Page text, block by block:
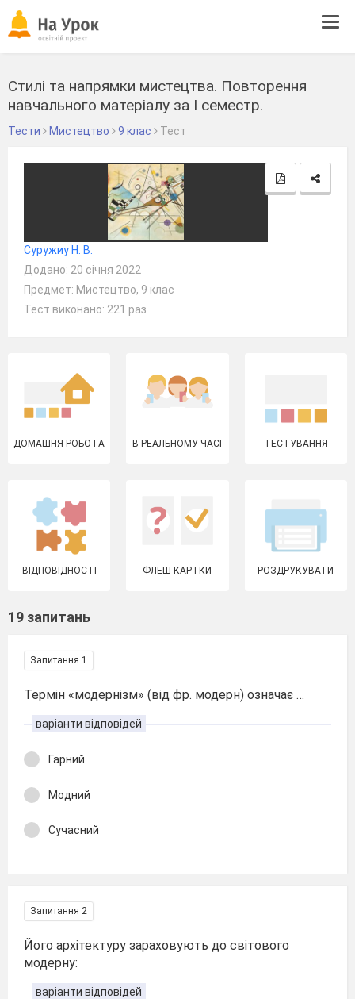
Стилі та напрямки мистецтва. Повторення
навчального матеріалу за І семестр.
Тести Мистецтво 9 клас Тест
Суружиу Н. В.
Додано: 20 січня 2022
Предмет: Мистецтво, 9 клас
Тест виконано: 221 раз
ДОМАШНЯ РОБОТА В РЕАЛЬНОМУ ЧАСІ ТЕСТУВАННЯ
ВІДПОВІДНОСТІ ФЛЕШ-КАРТКИ РОЗДРУКУВАТИ
19 запитань
Запитання 1
Термін «модернізм» (від фр. модерн) означає …
варіанти відповідей
Гарний
Модний
Сучасний
Запитання 2
Його архітектуру зараховують до світового
модерну:
варіанти відповідей